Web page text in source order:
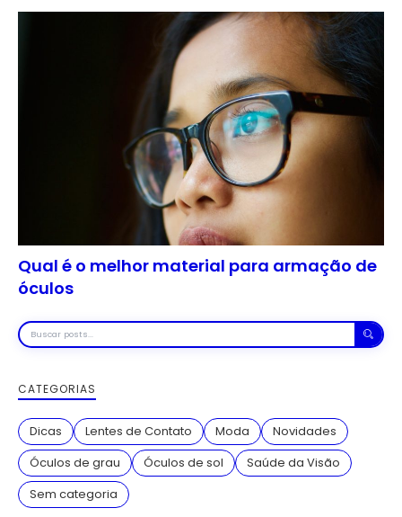
Qual é o melhor material para armação de
óculos
Buscar
posts
CATEGORIAS
Dicas Lentes de Contato Moda
Novidades
Óculos de grau
Óculos de sol
Saúde da Visão
Sem categoria